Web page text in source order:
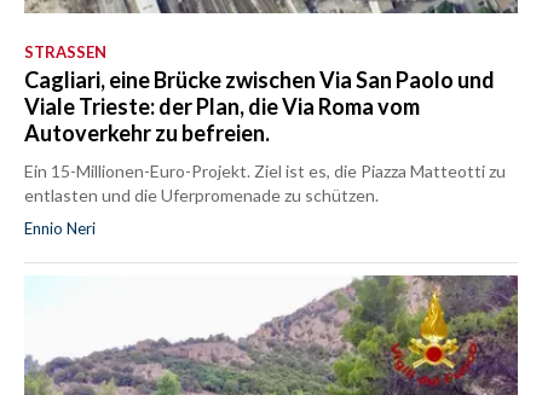
STRASSEN
Cagliari, eine Brücke zwischen Via San Paolo und
Viale Trieste: der Plan, die Via Roma vom
Autoverkehr zu befreien.
Ein 15-Millionen-Euro-Projekt. Ziel ist es, die Piazza Matteotti zu
entlasten und die Uferpromenade zu schützen.
Ennio Neri